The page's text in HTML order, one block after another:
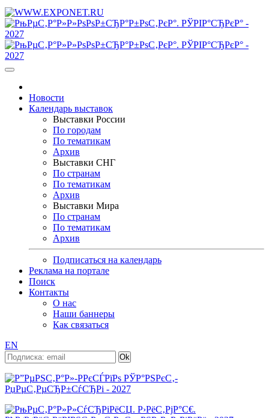
Новости
Календарь выставок
Выставки России
По городам
По тематикам
Архив
Выставки СНГ
По странам
По тематикам
Архив
Выставки Мира
По странам
По тематикам
Архив
Подписаться на календарь
Реклама на портале
Поиск
Контакты
О нас
Наши баннеры
Как связаться
EN